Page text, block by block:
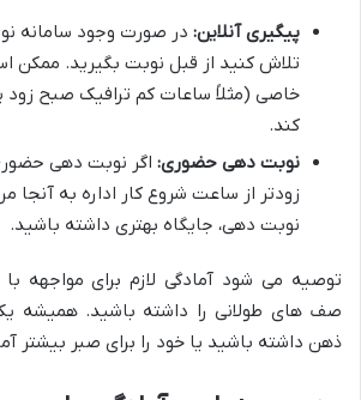
پیگیری آنلاین: در صورت وجود سامانه
تلاش کنید از قبل نوبت بگیرید. ممکن
خاصی (مثلاً ساعات کم ترافیک صبح زود
کند.
نوبت دهی حضوری: اگر نوبت دهی
زودتر از ساعت شروع کار اداره به آنجا
نوبت دهی، جایگاه بهتری داشته باشید.
توصیه می شود آمادگی لازم برای مواجهه
صف های طولانی را داشته باشید. همیشه یک
ذهن داشته باشید یا خود را برای صبر بیشتر